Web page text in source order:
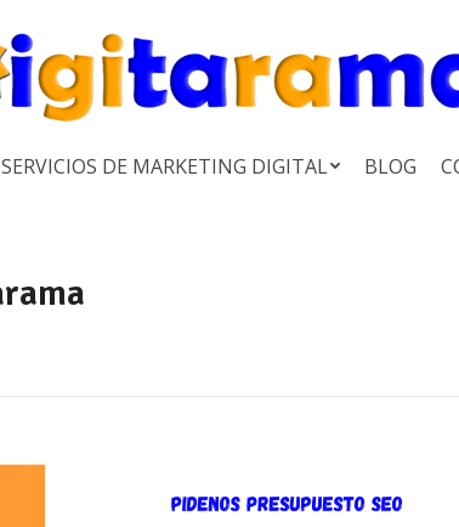
SERVICIOS DE MARKETING DIGITAL BLOG